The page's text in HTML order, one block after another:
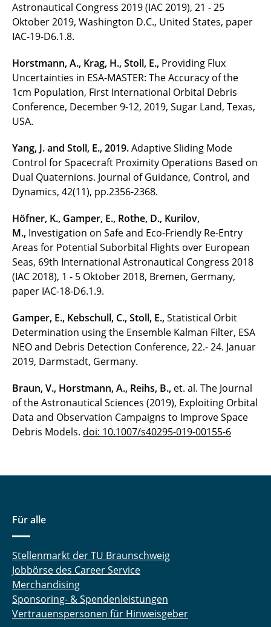
Astronautical Congress 2019 (IAC 2019), 21 - 25
Oktober 2019, Washington D.C., United States, paper
IAC-19-D6.1.8.
Horstmann, A., Krag, H., Stoll, E., Providing Flux
Uncertainties in ESA-MASTER: The Accuracy of the
1cm Population, First International Orbital Debris
Conference, December 9-12, 2019, Sugar Land, Texas,
USA.
Yang, J. and Stoll, E., 2019.Adaptive Sliding Mode
Control for Spacecraft Proximity Operations Based on
Dual Quaternions. Journal of Guidance, Control, and
Dynamics, 42(11), pp.2356-2368.
Höfner, K., Gamper, E., Rothe, D., Kurilov,
M., Investigation on Safe and Eco-Friendly Re-Entry
Areas for Potential Suborbital Flights over European
Seas, 69th International Astronautical Congress 2018
(IAC 2018), 1 - 5 Oktober 2018, Bremen, Germany,
paper IAC-18-D6.1.9.
Gamper, E., Kebschull, C., Stoll, E.,Statistical Orbit
Determination using the Ensemble Kalman Filter, ESA
NEO and Debris Detection Conference, 22.- 24. Januar
2019, Darmstadt, Germany.
Braun, V., Horstmann, A., Reihs, B., et. al. The Journal
of the Astronautical Sciences (2019), Exploiting Orbital
Data and Observation Campaigns to Improve Space
Debris Models. doi: 10.1007/s40295-019-00155-6
Für alle
Stellenmarkt der TU Braunschweig
Jobbörse des Career Service
Merchandising
Sponsoring- & Spendenleistungen
Vertrauenspersonen für Hinweisgeber